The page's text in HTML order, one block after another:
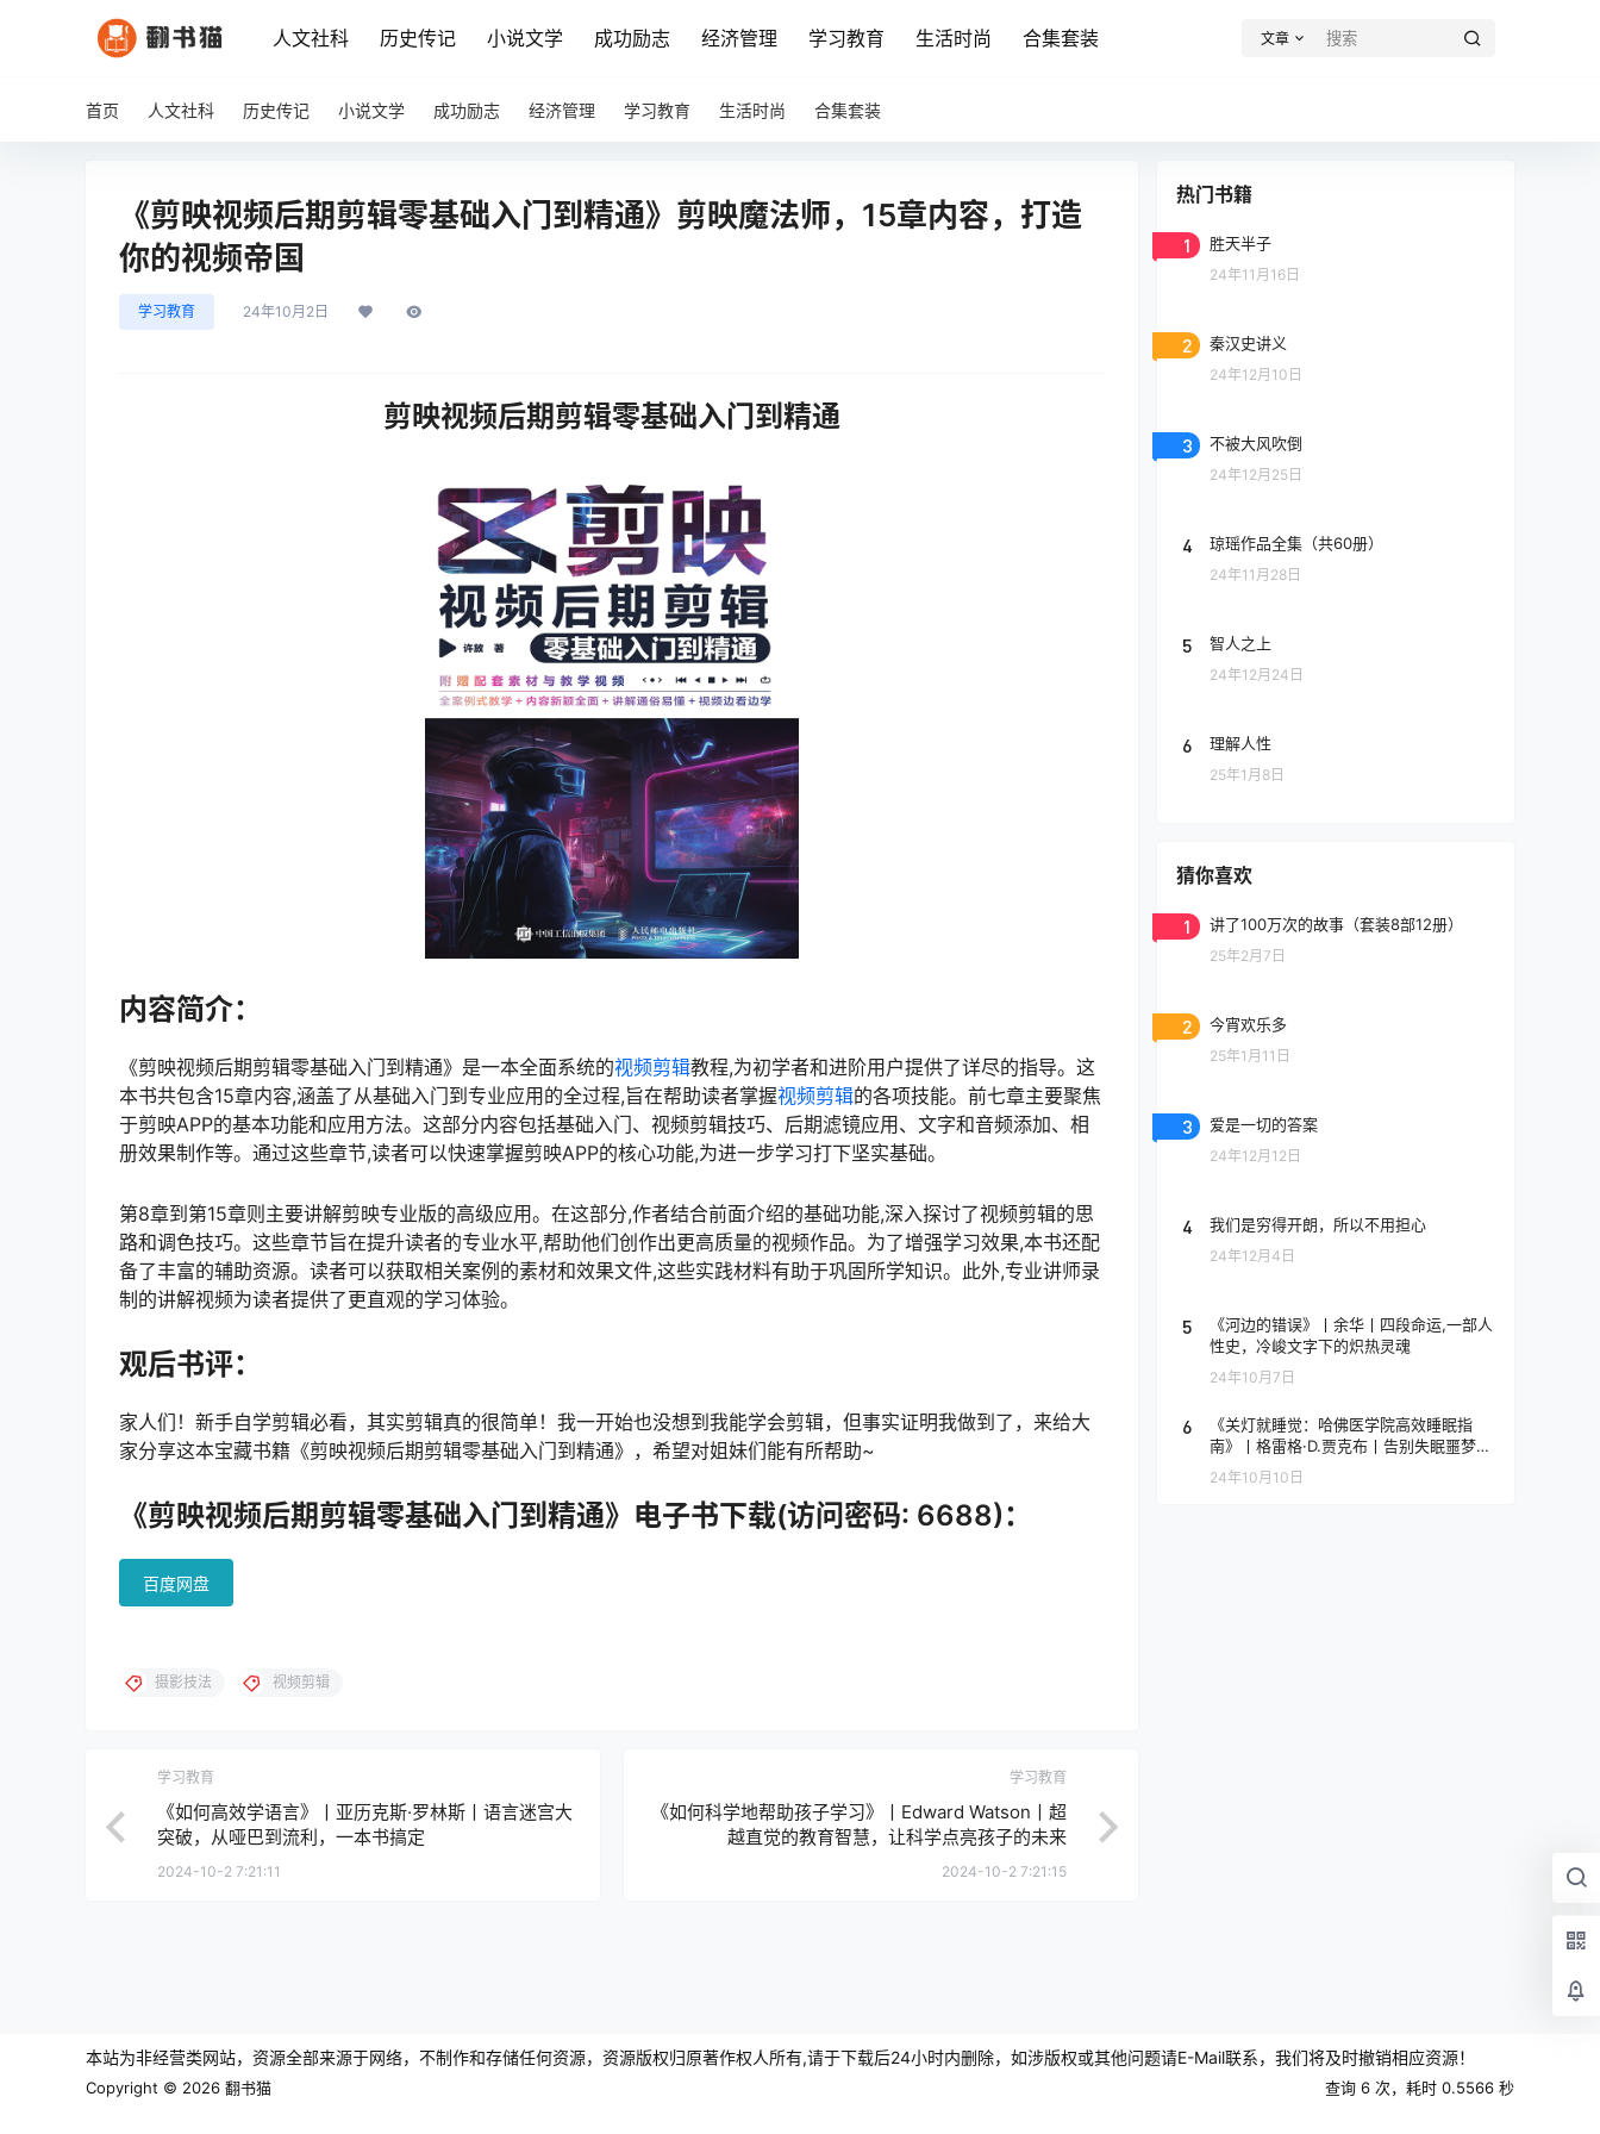
人文社科 历史传记 小说文学 成功励志 经济管理 学习教育 生活时尚 合集套装 文章
首页 人文社科 历史传记 小说文学 成功励志 经济管理 学习教育 生活时尚 合集套装
《剪映视频后期剪辑零基础入门到精通》剪映魔法师，15章内容，打造
你的视频帝国
学习教育 24年10月2日
剪映视频后期剪辑零基础入门到精通
内容简介：
《剪映视频后期剪辑零基础入门到精通》是一本全面系统的视频剪辑教程,为初学者和进阶用户提供了详尽的指导。这
本书共包含15章内容,涵盖了从基础入门到专业应用的全过程,旨在帮助读者掌握视频剪辑的各项技能。前七章主要聚焦
于剪映APP的基本功能和应用方法。这部分内容包括基础入门、视频剪辑技巧、后期滤镜应用、文字和音频添加、相
册效果制作等。通过这些章节,读者可以快速掌握剪映APP的核心功能,为进一步学习打下坚实基础。
第8章到第15章则主要讲解剪映专业版的高级应用。在这部分,作者结合前面介绍的基础功能,深入探讨了视频剪辑的思
路和调色技巧。这些章节旨在提升读者的专业水平,帮助他们创作出更高质量的视频作品。为了增强学习效果,本书还配
备了丰富的辅助资源。读者可以获取相关案例的素材和效果文件,这些实践材料有助于巩固所学知识。此外,专业讲师录
制的讲解视频为读者提供了更直观的学习体验。
观后书评：
家人们！新手自学剪辑必看，其实剪辑真的很简单！我一开始也没想到我能学会剪辑，但事实证明我做到了，来给大
家分享这本宝藏书籍《剪映视频后期剪辑零基础入门到精通》，希望对姐妹们能有所帮助~
《剪映视频后期剪辑零基础入门到精通》电子书下载(访问密码: 6688)：
百度网盘
摄影技法 视频剪辑
学习教育
《如何高效学语言》丨亚历克斯·罗林斯丨语言迷宫大
突破，从哑巴到流利，一本书搞定
2024-10-2 7:21:11
学习教育
《如何科学地帮助孩子学习》丨Edward Watson丨超
越直觉的教育智慧，让科学点亮孩子的未来
2024-10-2 7:21:15
热门书籍
1 胜天半子
24年11月16日
2 秦汉史讲义
24年12月10日
3 不被大风吹倒
24年12月25日
4 琼瑶作品全集（共60册）
24年11月28日
5 智人之上
24年12月24日
6 理解人性
25年1月8日
猜你喜欢
1 讲了100万次的故事（套装8部12册）
25年2月7日
2 今宵欢乐多
25年1月11日
3 爱是一切的答案
24年12月12日
4 我们是穷得开朗，所以不用担心
24年12月4日
5
《河边的错误》丨余华丨四段命运,一部人
性史，冷峻文字下的炽热灵魂
24年10月7日
6
《关灯就睡觉：哈佛医学院高效睡眠指
南》丨格雷格·D.贾克布丨告别失眠噩梦，
哈佛博士的6周深度睡眠密码
24年10月10日
本站为非经营类网站，资源全部来源于网络，不制作和存储任何资源，资源版权归原著作权人所有,请于下载后24小时内删除，如涉版权或其他问题请E-Mail联系，我们将及时撤销相应资源！
Copyright © 2026 翻书猫 查询 6 次，耗时 0.5566 秒